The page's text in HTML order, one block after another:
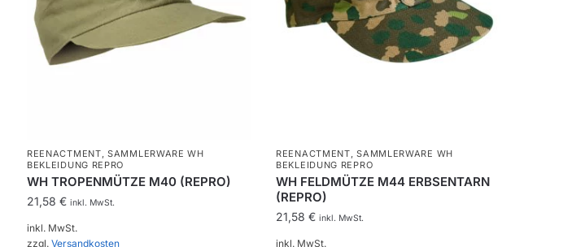
REENACTMENT,SAMMLERWARE WH
BEKLEIDUNG REPRO
WH TROPENMÜTZE M40 (REPRO)
21,58 € inkl. MwSt.
inkl. MwSt.
zzgl. Versandkosten
REENACTMENT,SAMMLERWARE WH
BEKLEIDUNG REPRO
WH FELDMÜTZE M44 ERBSENTARN
(REPRO)
21,58€ inkl. MwSt.
inkl. MwSt.